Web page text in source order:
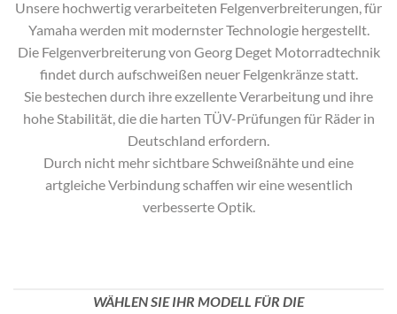
Unsere hochwertig verarbeiteten Felgenverbreiterungen, für
Yamaha werden mit modernster Technologie hergestellt.
Die Felgenverbreiterung von Georg Deget Motorradtechnik
findet durch aufschweißen neuer Felgenkränze statt.
Sie bestechen durch ihre exzellente Verarbeitung und ihre
hohe Stabilität, die die harten TÜV-Prüfungen für Räder in
Deutschland erfordern.
Durch nicht mehr sichtbare Schweißnähte und eine
artgleiche Verbindung schaffen wir eine wesentlich
verbesserte Optik.
WÄHLEN SIE IHR MODELL FÜR DIE